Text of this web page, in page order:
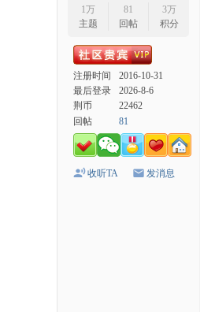
1万
主题
81
回帖
3万
积分
注册时间
2016-10-31
最后登录
2026-8-6
荆币
22462
回帖
81
收听TA 发消息